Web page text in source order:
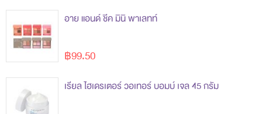
อาย แอนด์ ชีค มินิ พาเลทท์
฿99.50
เรียล ไฮเดรเตอร์ วอเทอร์ บอมบ์ เจล 45 กรัม